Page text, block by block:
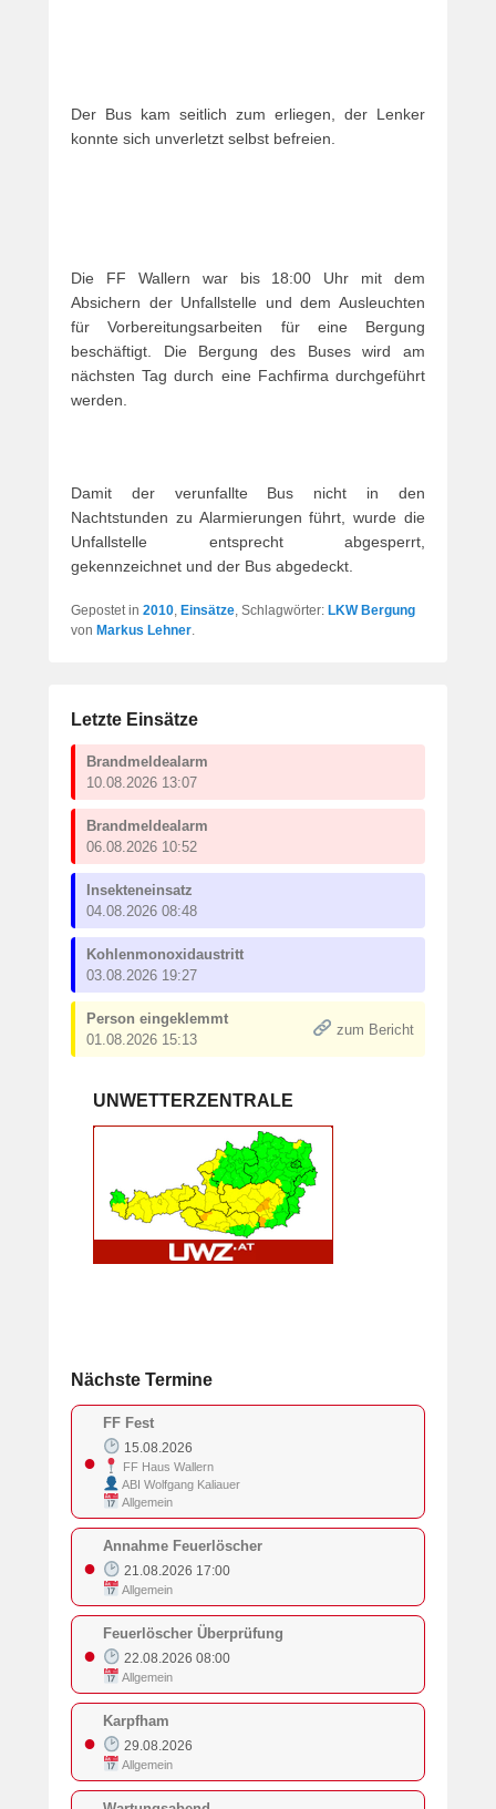
Der Bus kam seitlich zum erliegen, der Lenker
konnte sich unverletzt selbst befreien.
Die FF Wallern war bis 18:00 Uhr mit dem
Absichern der Unfallstelle und dem Ausleuchten
für Vorbereitungsarbeiten für eine Bergung
beschäftigt. Die Bergung des Buses wird am
nächsten Tag durch eine Fachfirma durchgeführt
werden.
Damit der verunfallte Bus nicht in den
Nachtstunden zu Alarmierungen führt, wurde die
Unfallstelle entsprecht abgesperrt,
gekennzeichnet und der Bus abgedeckt.
Gepostet in 2010, Einsätze, Schlagwörter: LKW Bergung
von Markus Lehner.
Letzte Einsätze
Brandmeldealarm
10.08.2026 13:07
Brandmeldealarm
06.08.2026 10:52
Insekteneinsatz
04.08.2026 08:48
Kohlenmonoxidaustritt
03.08.2026 19:27
Person eingeklemmt
01.08.2026 15:13
zum Bericht
UNWETTERZENTRALE
Nächste Termine
●
FF Fest
15.08.2026
FF Haus Wallern
ABI Wolfgang Kaliauer
Allgemein
●
Annahme Feuerlöscher
21.08.2026 17:00
Allgemein
●
Feuerlöscher Überprüfung
22.08.2026 08:00
Allgemein
●
Karpfham
29.08.2026
Allgemein